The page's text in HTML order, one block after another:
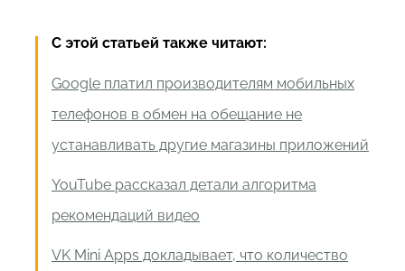
С этой статьей также читают:
Google платил производителям мобильных
телефонов в обмен на обещание не
устанавливать другие магазины приложений
YouTube рассказал детали алгоритма
рекомендаций видео
VK Mini Apps докладывает, что количество